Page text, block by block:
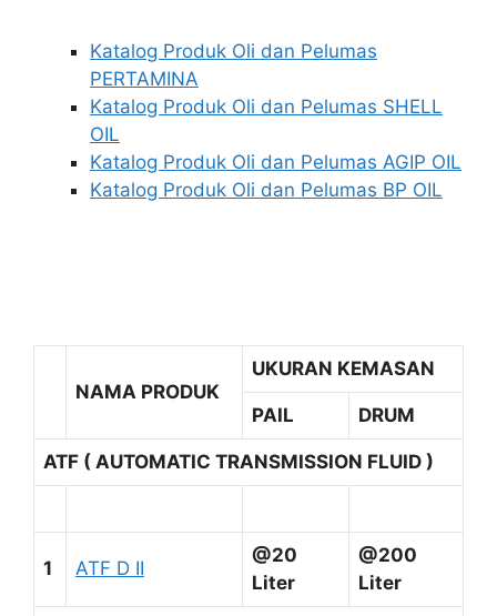
Katalog Produk Oli dan Pelumas
PERTAMINA
Katalog Produk Oli dan Pelumas SHELL
OIL
Katalog Produk Oli dan Pelumas AGIP OIL
Katalog Produk Oli dan Pelumas BP OIL
NAMA PRODUK
UKURAN KEMASAN
PAIL DRUM
ATF ( AUTOMATIC TRANSMISSION FLUID )
1 ATF D II
@20
Liter
@200
Liter